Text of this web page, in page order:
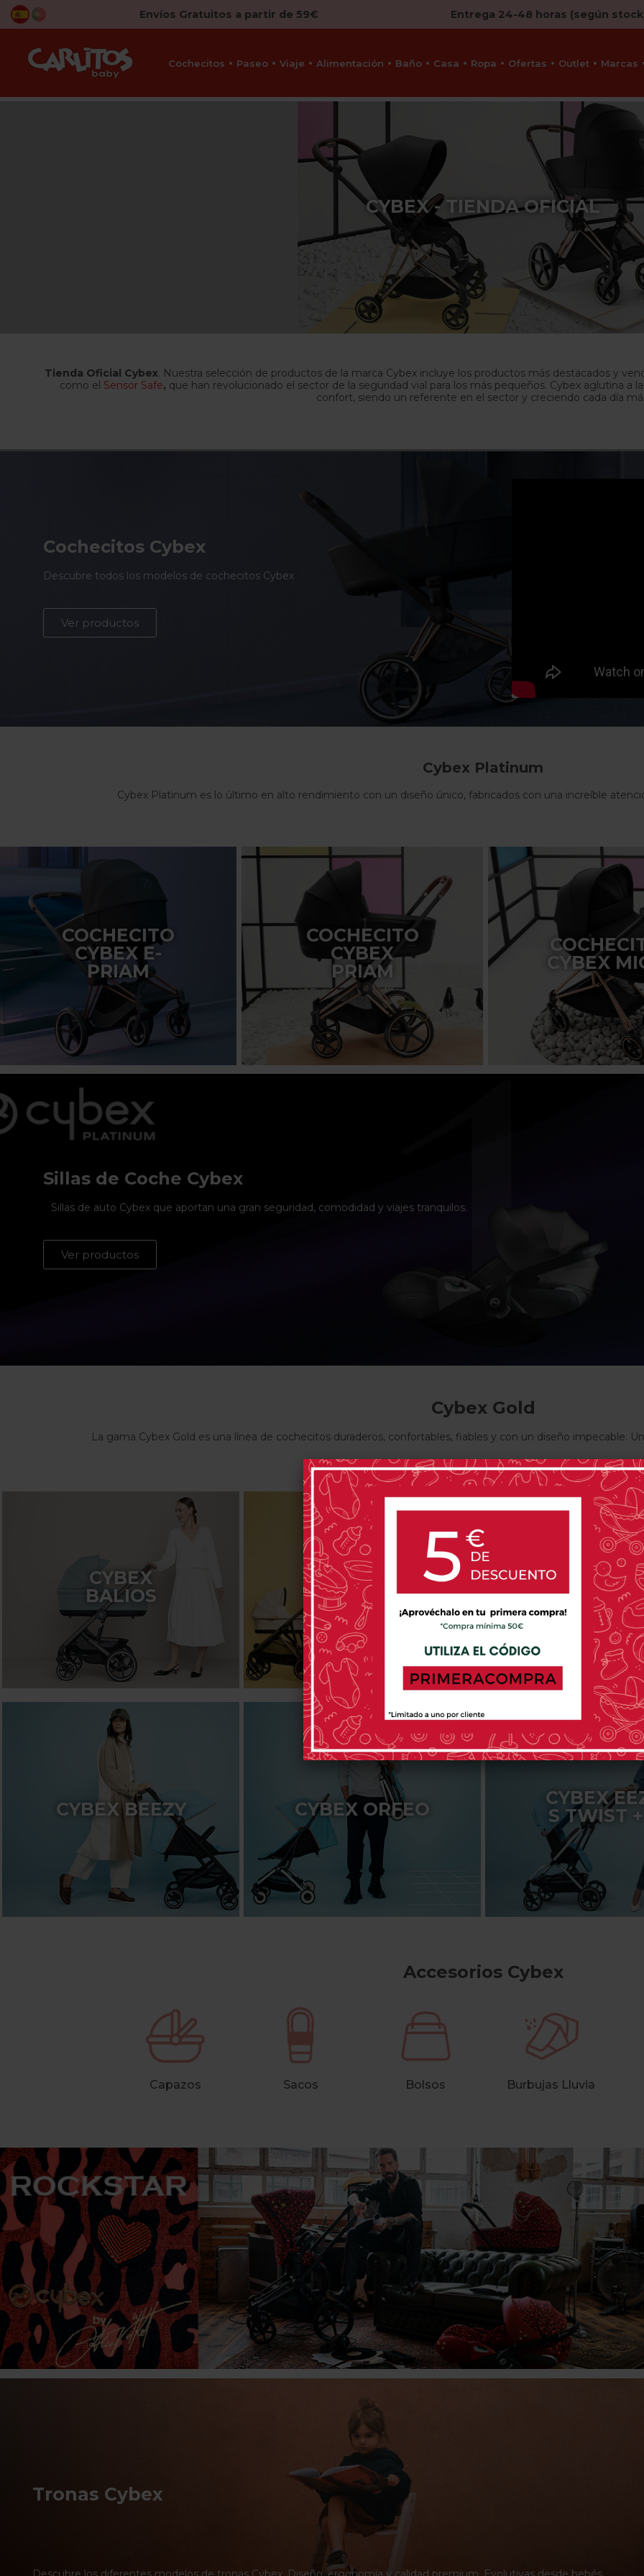
Envíos Gratuitos a partir de 59€ Entrega 24-48 horas (según
Cochecitos Paseo Viaje Alimentación Baño Casa Ropa Ofertas Outlet Marcas
CYBEX - TIENDA OFICIAL
Tienda Oficial Cybex. Nuestra selección de productos de la marca Cybex incluye los productos más destacados y
como el Sensor Safe, que han revolucionado el sector de la seguridad vial para los más pequeños. Cybex aglutina a
confort, siendo un referente en el sector y creciendo cada día
Cochecitos Cybex
Descubre todos los modelos de cochecitos Cybex
Ver productos
Cybex Platinum
Cybex Platinum es lo último en alto rendimiento con un diseño único, fabricados con una increíble
COCHECITO
CYBEX E-
PRIAM
COCHECITO
CYBEX
PRIAM
CYBEX
Sillas de Coche Cybex
Sillas de auto Cybex que aportan una gran seguridad, comodidad y viajes tranquilos.
Ver productos
Cybex Gold
La gama Cybex Gold es una línea de cochecitos duraderos, confortables, fiables y con un diseño impecable.
CYBEX
BALIOS
CYBEX
GAZELLE
CYBEX
MELIO
CYBEX BEEZY CYBEX ORFEO
CYBEX
S TWIST
Accesorios Cybex
Capazos Sacos Bolsos Burbujas Lluvia
Tronas Cybex